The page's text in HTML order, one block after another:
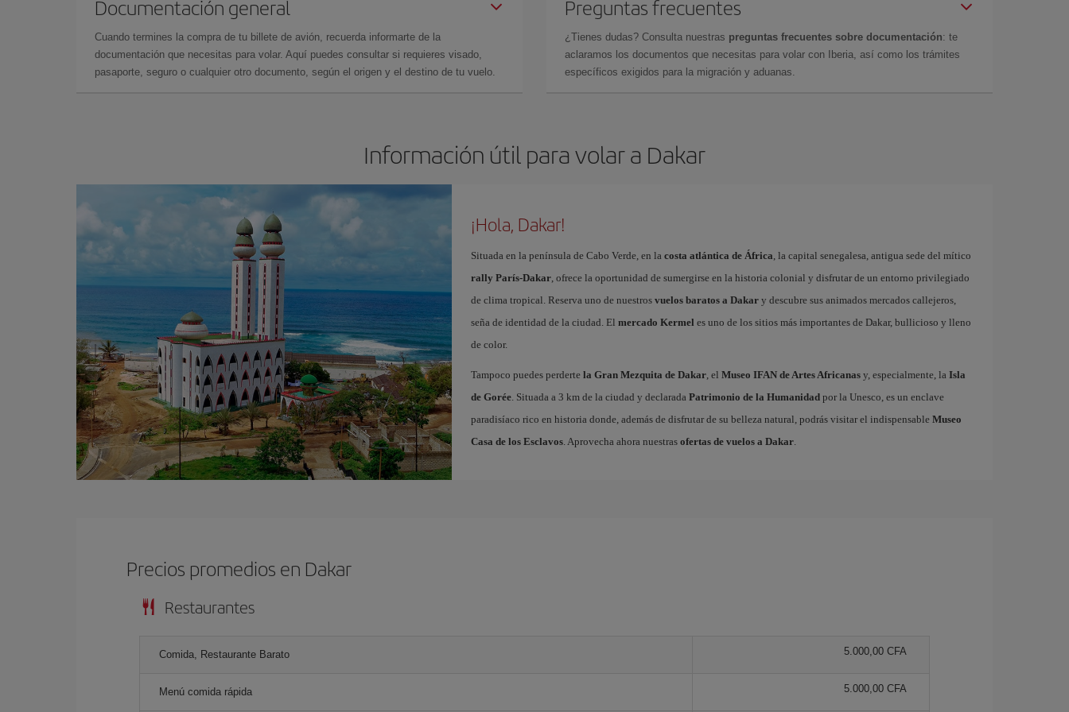
Documentación general
Cuando termines la compra de tu billete de avión, recuerda informarte de la
documentación que necesitas para volar. Aquí puedes consultar si requieres visado,
pasaporte, seguro o cualquier otro documento, según el origen y el destino de tu vuelo.
Preguntas frecuentes
¿Tienes dudas? Consulta nuestras preguntas frecuentes sobre documentación: te
aclaramos los documentos que necesitas para volar con Iberia, así como los trámites
específicos exigidos para la migración y aduanas.
Información útil para volar a Dakar
¡Hola, Dakar!
Situada en la península de Cabo Verde, en la costa atlántica de África, la capital senegalesa, antigua sede del mítico
rally París-Dakar, ofrece la oportunidad de sumergirse en la historia colonial y disfrutar de un entorno privilegiado
de clima tropical. Reserva uno de nuestros vuelos baratos a Dakary descubre sus animados mercados callejeros,
seña de identidad de la ciudad. El mercado Kermel es uno de los sitios más importantes de Dakar, bullicioso y lleno
de color.
Tampoco puedes perderte la Gran Mezquita de Dakar, el Museo IFAN de Artes Africanasy, especialmente, la Isla
de Gorée. Situada a 3 km de la ciudad y declarada Patrimonio de la Humanidadpor la Unesco, es un enclave
paradisíaco rico en historia donde, además de disfrutar de su belleza natural, podrás visitar el indispensable Museo
Casa de los Esclavos. Aprovecha ahora nuestras ofertas de vuelos a Dakar.
Precios promedios en Dakar
Restaurantes
Comida, Restaurante Barato 5.000,00 CFA
Menú comida rápida 5.000,00 CFA